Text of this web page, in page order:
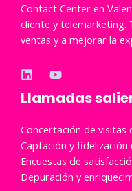
Contact Center en
cliente y telemarketing.
ventas y a mejorar la
Llamadas
Concertación de visitas
Captación y fidelización
Encuestas de
Depuración y